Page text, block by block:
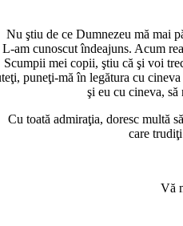
ştiu de ce Dumnezeu mă mai
L-am cunoscut îndeajuns. Acum
Scumpii mei copii, ştiu că şi voi
puneţi-mă în legătura cu
şi eu cu cineva,
toată admiraţia, doresc multă
care
Vă